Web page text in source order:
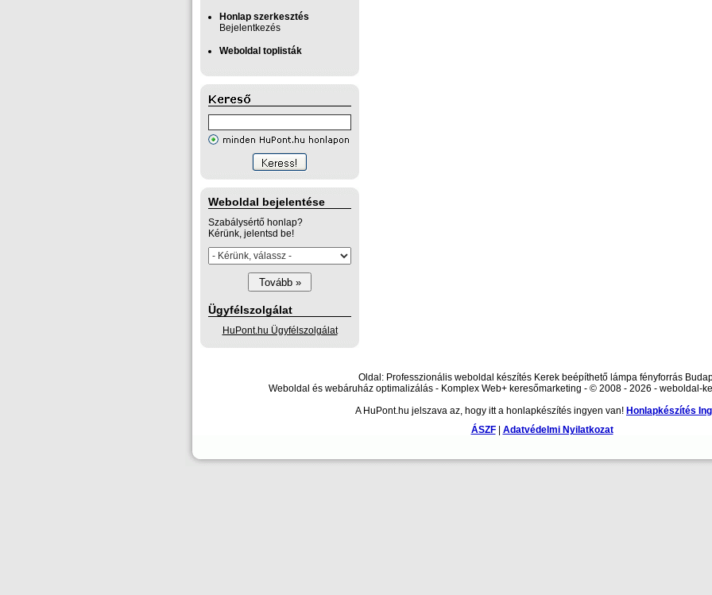
Honlap szerkesztés
Bejelentkezés
Weboldal toplisták
Weboldal bejelentése
Szabálysértő honlap?
Kérünk, jelentsd be!
Ügyfélszolgálat
HuPont.hu Ügyfélszolgálat
Oldal: Professzionális weboldal készítés Kerek beépíthető lámpa fényforrás
Weboldal és webáruház optimalizálás - Komplex Web+ keresőmarketing - © 2008 - 2026 - weboldal-
A HuPont.hu jelszava az, hogy itt a honlapkészítés ingyen van! Honlapkészítés
ÁSZF| Adatvédelmi Nyilatkozat